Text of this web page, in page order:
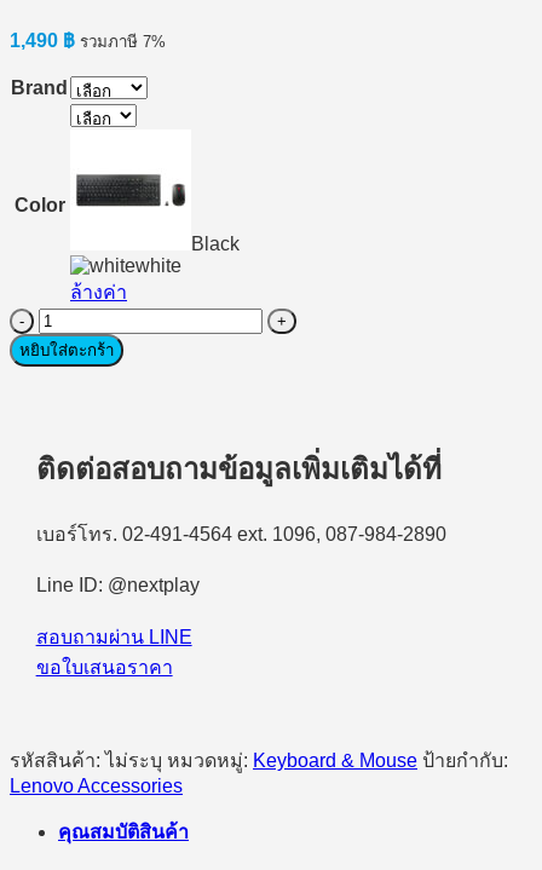
1,490 ฿ รวมภาษี 7%
Brand
Color
Black
white
ล้างค่า
จำนวน
KEYBOARD
&
เมาส์)
510
Wireless
Keyboard
(EN/TH)
ชิ้น
หยิบใส่ตะกร้า
ติดต่อสอบถามข้อมูลเพิ่มเติมได้ที่
เบอร์โทร. 02-491-4564 ext. 1096, 087-984-2890
Line ID: @nextplay
สอบถามผ่าน LINE
ขอใบเสนอราคา
รหัสสินค้า:ไม่ระบุ หมวดหมู่: Keyboard & Mouse ป้ายกำกับ:
Lenovo Accessories
คุณสมบัติสินค้า